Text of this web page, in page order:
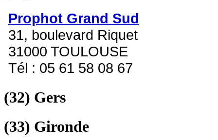
Prophot Grand Sud
31, boulevard Riquet
31000 TOULOUSE
Tél : 05 61 58 08 67
(32) Gers
(33) Gironde